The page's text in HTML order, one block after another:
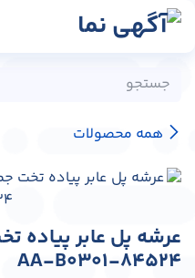
پرش به محتوا
همه محصولات
عرشه پل عابر پیاده
AA-B0301-84524